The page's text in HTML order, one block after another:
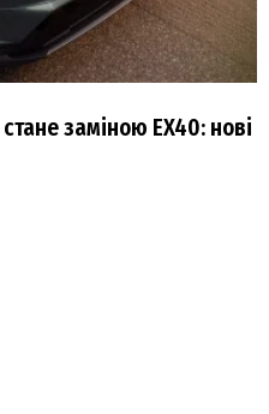
заміною EX40: нові